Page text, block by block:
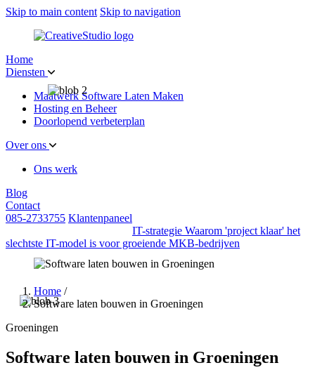
Skip to main content Skip to navigation
Home
Diensten
Maatwerk Software Laten Maken
Hosting en Beheer
Doorlopend verbeterplan
Over ons
Ons werk
Blog
Contact
085-2733755 Klantenpaneel
IT-strategie Waarom 'project klaar' het
slechtste IT-model is voor groeiende MKB-bedrijven
Home /
Software laten bouwen in Groeningen
Groeningen
Software laten bouwen in Groeningen